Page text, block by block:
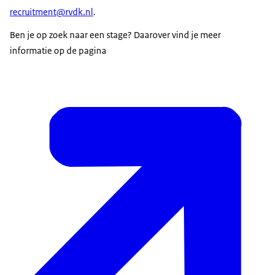
recruitment@rvdk.nl.
Ben je op zoek naar een stage? Daarover vind je meer
informatie op de pagina